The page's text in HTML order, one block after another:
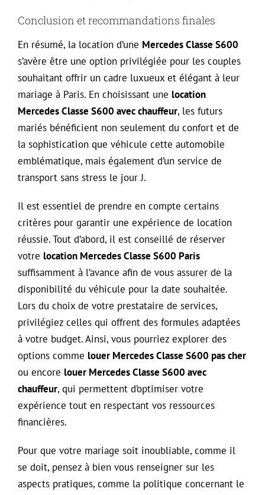
Conclusion et recommandations finales
En résumé, la location d’une Mercedes Classe S600
s’avère être une option privilégiée pour les couples
souhaitant offrir un cadre luxueux et élégant à leur
mariage à Paris. En choisissant une location
Mercedes Classe S600 avec chauffeur, les futurs
mariés bénéficient non seulement du confort et de
la sophistication que véhicule cette automobile
emblématique, mais également d’un service de
transport sans stress le jour J.
Il est essentiel de prendre en compte certains
critères pour garantir une expérience de location
réussie. Tout d’abord, il est conseillé de réserver
votre location Mercedes Classe S600 Paris
suffisamment à l’avance afin de vous assurer de la
disponibilité du véhicule pour la date souhaitée.
Lors du choix de votre prestataire de services,
privilégiez celles qui offrent des formules adaptées
à votre budget. Ainsi, vous pourriez explorer des
options comme louer Mercedes Classe S600 pas cher
ou encore louer Mercedes Classe S600 avec
chauffeur, qui permettent d’optimiser votre
expérience tout en respectant vos ressources
financières.
Pour que votre mariage soit inoubliable, comme il
se doit, pensez à bien vous renseigner sur les
aspects pratiques, comme la politique concernant le